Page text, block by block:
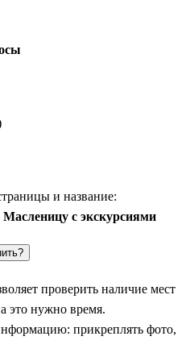
и название:
с экскурсиями
проверить наличие мест
это нужно время.
прикреплять фото,